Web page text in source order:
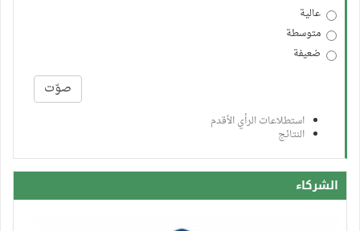
عالية
متوسطة
ضعيفة
صوّت
استطلاعات الرأي الأقدم
النتائج
الشركاء